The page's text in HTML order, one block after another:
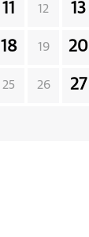
11 12 13
18 19 20
25 26 27